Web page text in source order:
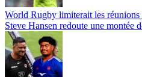
World Rugby limiterait les réunions
Steve Hansen redoute une montée